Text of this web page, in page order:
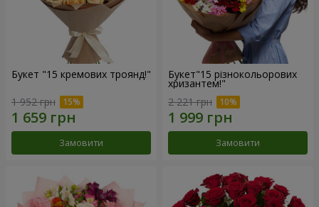
Букет "15 кремових троянд!"
1 952 грн
Замовити
Букет"15 різнокольорових
хризантем!"
2 221 грн
Замовити